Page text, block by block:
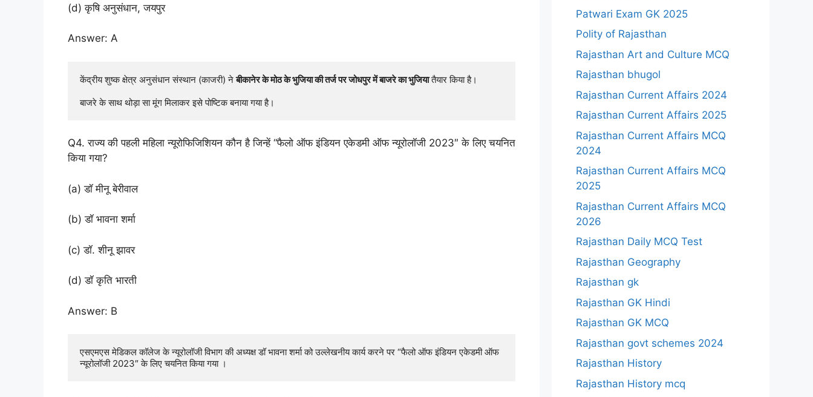
(d) कृषि अनुसंधान, जयपुर
Answer: A
केंद्रीय शुष्क क्षेत्र अनुसंधान संस्थान (काजरी) ने बीकानेर के मोठ के भुजिया की तर्ज पर जोधपुर में बाजरे का भुजिया तैयार किया है।
बाजरे के साथ थोड़ा सा मूंग मिलाकर इसे पोष्टिक बनाया गया है।
Q4. राज्य की पहली महिला न्यूरोफिजिशियन कौन है जिन्हें “फैलो ऑफ इंडियन एकेडमी ऑफ न्यूरोलॉजी 2023″ के लिए चयनित
किया गया?
(a) डॉ मीनू बेरीवाल
(b) डॉ भावना शर्मा
(c) डॉ. शीनू झावर
(d) डॉ कृति भारती
Answer: B
एसएमएस मेडिकल कॉलेज के न्यूरोलॉजी विभाग की अध्यक्ष डॉ भावना शर्मा को उल्लेखनीय कार्य करने पर “फैलो ऑफ इंडियन एकेडमी ऑफ
न्यूरोलॉजी 2023″ के लिए चयनित किया गया ।
Patwari Exam GK 2025
Polity of Rajasthan
Rajasthan Art and Culture MCQ
Rajasthan bhugol
Rajasthan Current Affairs 2024
Rajasthan Current Affairs 2025
Rajasthan Current Affairs MCQ
2024
Rajasthan Current Affairs MCQ
2025
Rajasthan Current Affairs MCQ
2026
Rajasthan Daily MCQ Test
Rajasthan Geography
Rajasthan gk
Rajasthan GK Hindi
Rajasthan GK MCQ
Rajasthan govt schemes 2024
Rajasthan History
Rajasthan History mcq